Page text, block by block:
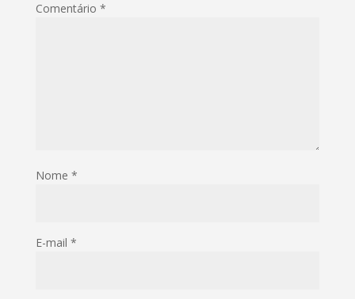
Comentário *
Nome *
E-mail *